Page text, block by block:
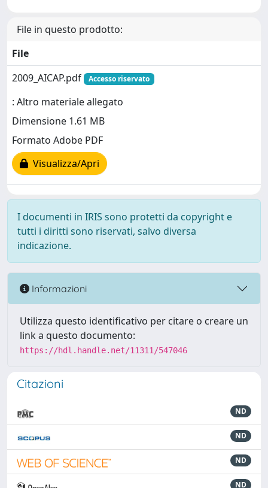
File in questo prodotto:
File
2009_AICAP.pdf
Accesso riservato
: Altro materiale allegato
Dimensione 1.61 MB
Formato Adobe PDF
Visualizza/Apri
I documenti in IRIS sono protetti da copyright e
tutti i diritti sono riservati, salvo diversa
indicazione.
Informazioni
Utilizza questo identificativo per citare o creare un
link a questo documento:
https://hdl.handle.net/11311/547046
Citazioni
ND
ND
ND
ND